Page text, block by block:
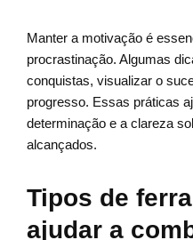
Manter a motivação é
procrastinação. Algumas
conquistas, visualizar o
progresso. Essas práticas
determinação e a clareza
alcançados.
Tipos de
ajudar a